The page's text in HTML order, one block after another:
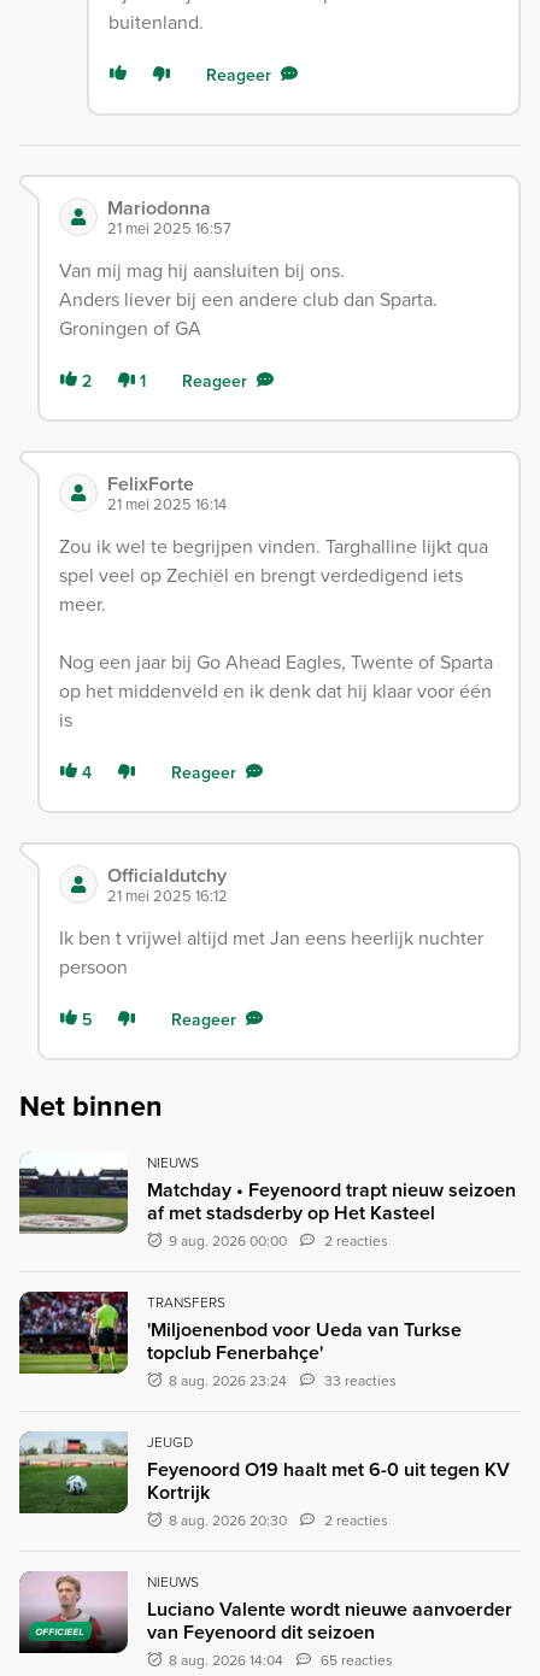
buitenland.
Reageer
Mariodonna
21 mei 2025 16:57
Van mij mag hij aansluiten bij ons.
Anders liever bij een andere club dan Sparta.
Groningen of GA
2 1 Reageer
FelixForte
21 mei 2025 16:14
Zou ik wel te begrijpen vinden. Targhalline lijkt qua
spel veel op Zechiël en brengt verdedigend iets
meer.
Nog een jaar bij Go Ahead Eagles, Twente of Sparta
op het middenveld en ik denk dat hij klaar voor één
is
4 Reageer
Officialdutchy
21 mei 2025 16:12
Ik ben t vrijwel altijd met Jan eens heerlijk nuchter
persoon
5 Reageer
Net binnen
NIEUWS
Matchday • Feyenoord trapt nieuw seizoen
af met stadsderby op Het Kasteel
9 aug. 2026 00:00 2 reacties
TRANSFERS
'Miljoenenbod voor Ueda van Turkse
topclub Fenerbahçe'
8 aug. 2026 23:24 33 reacties
JEUGD
Feyenoord O19 haalt met 6-0 uit tegen KV
Kortrijk
8 aug. 2026 20:30 2 reacties
OFFICIEEL
NIEUWS
Luciano Valente wordt nieuwe aanvoerder
van Feyenoord dit seizoen
8 aug. 2026 14:04 65 reacties